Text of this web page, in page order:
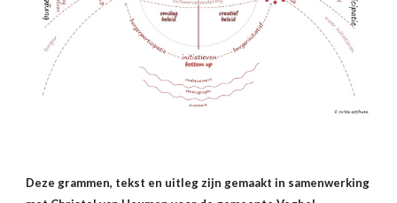
Deze grammen, tekst en uitleg zijn gemaakt in samenwerking